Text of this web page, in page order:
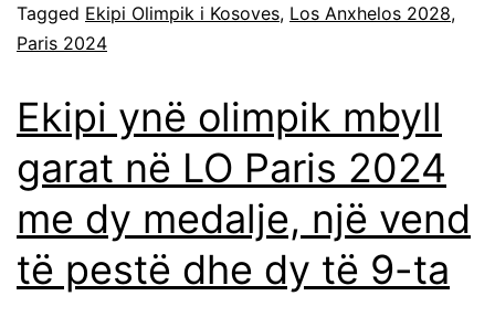
Tagged Ekipi Olimpik i Kosoves, Los Anxhelos 2028,
Paris 2024
Ekipi ynë olimpik mbyll
garat në LO Paris 2024
me dy medalje, një vend
të pestë dhe dy të 9-ta